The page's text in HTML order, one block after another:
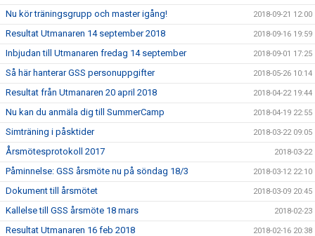
Nu kör träningsgrupp och master igång! 2018-09-21 12:00
Resultat Utmanaren 14 september 2018 2018-09-16 19:59
Inbjudan till Utmanaren fredag 14 september 2018-09-01 17:25
Så här hanterar GSS personuppgifter 2018-05-26 10:14
Resultat från Utmanaren 20 april 2018 2018-04-22 19:44
Nu kan du anmäla dig till SummerCamp 2018-04-19 22:55
Simträning i påsktider 2018-03-22 09:05
Årsmötesprotokoll 2017 2018-03-22
Påminnelse: GSS årsmöte nu på söndag 18/3 2018-03-12 22:10
Dokument till årsmötet 2018-03-09 20:45
Kallelse till GSS årsmöte 18 mars 2018-02-23
Resultat Utmanaren 16 feb 2018 2018-02-16 20:38